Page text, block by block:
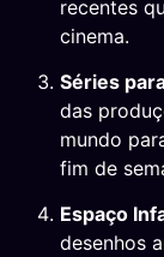
recentes
cinema.
Séries
das
mundo
fim de
Espaço
desenhos